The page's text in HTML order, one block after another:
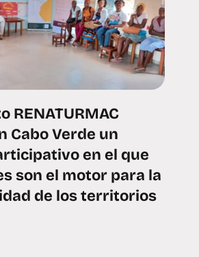
RENATURMAC
Cabo Verde un
en el que
son el motor para la
de los territorios